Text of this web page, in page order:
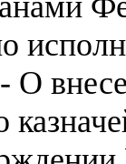
- О